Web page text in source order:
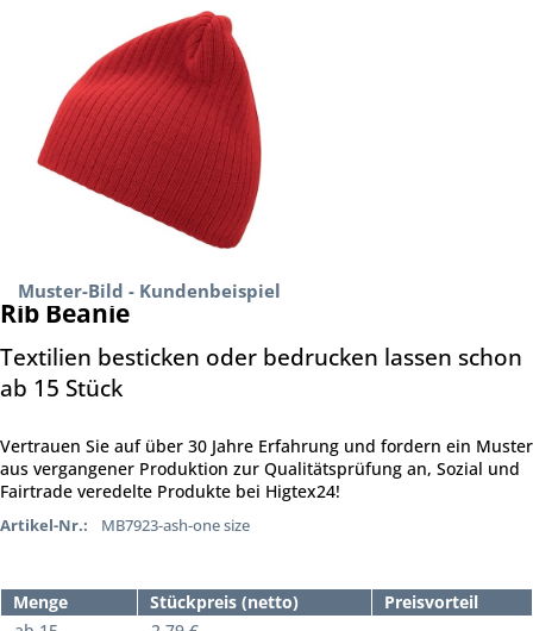
Muster-Bild - Kundenbeispiel
Rib Beanie
Textilien besticken oder bedrucken lassen schon
ab 15 Stück
Vertrauen Sie auf über 30 Jahre Erfahrung und fordern ein Muster
aus vergangener Produktion zur Qualitätsprüfung an, Sozial und
Fairtrade veredelte Produkte bei Higtex24!
Artikel-Nr.: MB7923-ash-one size
Menge Stückpreis (netto)
Preisvorteil